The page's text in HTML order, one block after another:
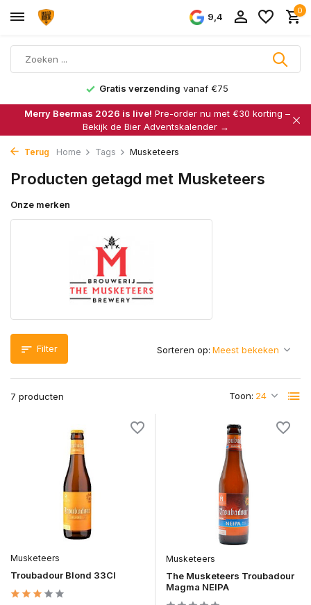
9,4
0
Gratis verzending vanaf €75
Merry Beermas 2026 is live! Pre-order nu met €30 korting –
Bekijk de Bier Adventskalender →
Terug Home Tags Musketeers
Producten getagd met Musketeers
Onze merken
Filter
7 producten Toon:
Sorteren op:
Musketeers
Troubadour Blond 33Cl
Musketeers
The Musketeers Troubadour
Magma NEIPA